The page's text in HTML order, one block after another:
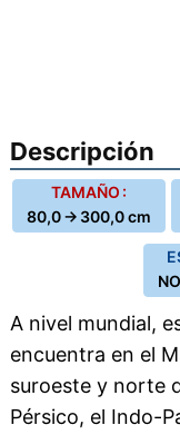
Descripción
TAMAÑO :
80,0 → 300,0 cm
A nivel mundial,
encuentra en el
suroeste y norte
Pérsico, el Indo-